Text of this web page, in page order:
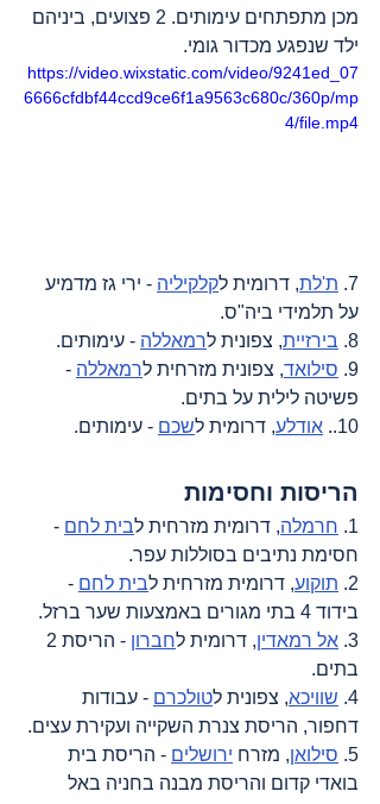
מכן מתפתחים עימותים. 2 פצועים, ביניהם
ילד שנפגע מכדור גומי.
https://video.wixstatic.com/video/9241ed_07
6666cfdbf44ccd9ce6f1a9563c680c/360p/mp
4/file.mp4
7. ת'לת, דרומית לקלקיליה - ירי גז מדמיע
על תלמידי ביה"ס.
8. בירזיית, צפונית לרמאללה - עימותים.
9. סילואד, צפונית מזרחית לרמאללה -
פשיטה לילית על בתים.
10..
אודלע, דרומית לשכם - עימותים.
הריסות וחסימות
1. חרמלה, דרומית מזרחית לבית לחם -
חסימת נתיבים בסוללות עפר.
2. תוקוע, דרומית מזרחית לבית לחם -
בידוד 4 בתי מגורים באמצעות שער ברזל.
3. אל רמאדין, דרומית לחברון
בתים.
4. שוויכא, צפונית לטולכרם - עבודות
דחפור, הריסת צנרת השקייה ועקירת עצים.
5. סילואן, מזרח ירושלים - הריסת בית
בואדי קדום והריסת מבנה בחניה באל